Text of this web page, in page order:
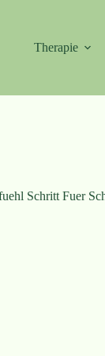
Therapie
Schritt Fuer